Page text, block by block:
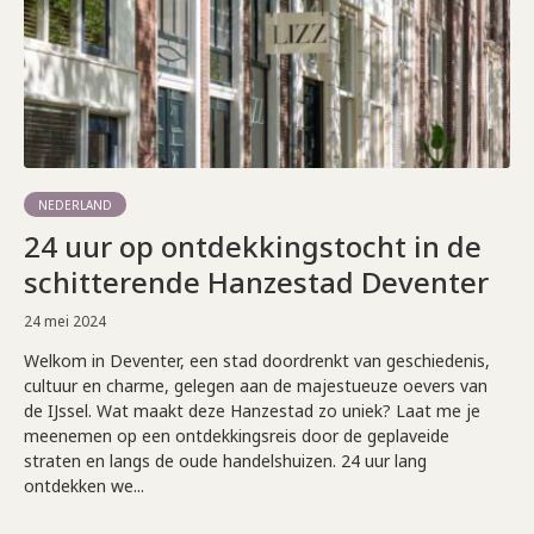
NEDERLAND
24 uur op ontdekkingstocht in de
schitterende Hanzestad Deventer
24 mei 2024
Welkom in Deventer, een stad doordrenkt van geschiedenis,
cultuur en charme, gelegen aan de majestueuze oevers van
de IJssel. Wat maakt deze Hanzestad zo uniek? Laat me je
meenemen op een ontdekkingsreis door de geplaveide
straten en langs de oude handelshuizen. 24 uur lang
ontdekken we...